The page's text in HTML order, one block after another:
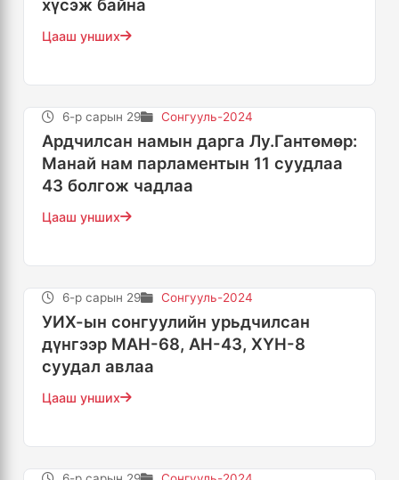
хүсэж байна
Цааш унших
6-р сарын 29 Сонгууль-2024
Ардчилсан намын дарга Лу.Гантөмөр:
Манай нам парламентын 11 суудлаа
43 болгож чадлаа
Цааш унших
6-р сарын 29 Сонгууль-2024
УИХ-ын сонгуулийн урьдчилсан
дүнгээр МАН-68, АН-43, ХҮН-8
суудал авлаа
Цааш унших